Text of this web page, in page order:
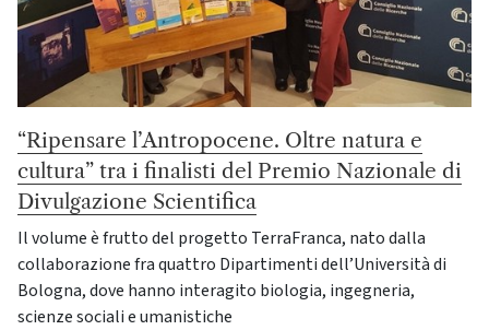
“Ripensare l’Antropocene. Oltre natura e
cultura” tra i finalisti del Premio Nazionale di
Divulgazione Scientifica
Il volume è frutto del progetto TerraFranca, nato dalla
collaborazione fra quattro Dipartimenti dell’Università di
Bologna, dove hanno interagito biologia, ingegneria,
scienze sociali e umanistiche